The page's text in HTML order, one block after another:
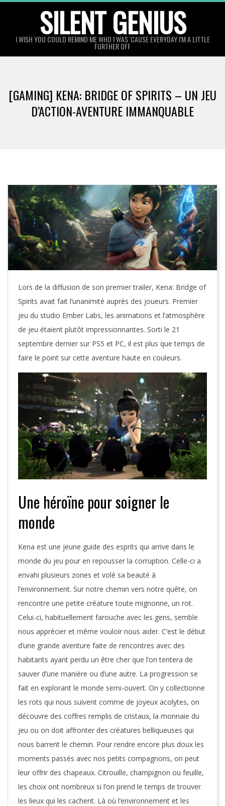
content
SILENT GENIUS
I WISH YOU COULD REMIND ME WHO I WAS 'CAUSE EVERYDAY I'M A LITTLE
FURTHER OFF
[GAMING] KENA: BRIDGE OF SPIRITS – UN JEU
D’ACTION-AVENTURE IMMANQUABLE
Lors de la diffusion de son premier trailer, Kena: Bridge of
Spirits avait fait l’unanimité auprès des joueurs. Premier
jeu du studio Ember Labs, les animations et l’atmosphère
de jeu étaient plutôt impressionnantes. Sorti le 21
septembre dernier sur PS5 et PC, il est plus que temps de
faire le point sur cette aventure haute en couleurs.
Une héroïne pour soigner le
monde
Kena est une jeune guide des esprits qui arrive dans le
monde du jeu pour en repousser la corruption. Celle-ci a
envahi plusieurs zones et volé sa beauté à
l’environnement. Sur notre chemin vers notre quête, on
rencontre une petite créature toute mignonne, un rot.
Celui-ci, habituellement farouche avec les gens, semble
nous apprécier et même vouloir nous aider. C’est le début
d’une grande aventure faite de rencontres avec des
habitants ayant perdu un être cher que l’on tentera de
sauver d’une manière ou d’une autre. La progression se
fait en explorant le monde semi-ouvert. On y collectionne
les rots qui nous suivent comme de joyeux acolytes, on
découvre des coffres remplis de cristaux, la monnaie du
jeu ou on doit affronter des créatures belliqueuses qui
nous barrent le chemin. Pour rendre encore plus doux les
moments passés avec nos petits compagnons, on peut
leur offrir des chapeaux. Citrouille, champignon ou feuille,
les choix ont nombreux si l’on prend le temps de trouver
les lieux qui les cachent. Là où l’environnement et les